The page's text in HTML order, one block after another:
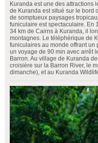
Kuranda est une des attractions
de Kuranda est situé sur le bord
de somptueux paysages
funiculaire est spectaculaire. En
34 km de Cairns à Kuranda, il
montagnes. Le téléphérique de
funiculaires au monde offrant
un voyage de 90 min avec arrêt
Barron. Au village de Kuranda
croisière sur la Barron River, le
dimanche), et au Kuranda